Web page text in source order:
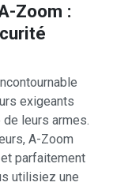
Zoom :
exigeants
leurs armes.
A-Zoom
parfaitement
utilisiez une